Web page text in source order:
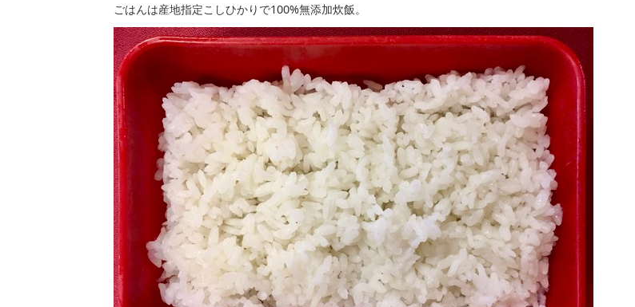
ごはんは産地指定こしひかりで100%無添加炊飯。